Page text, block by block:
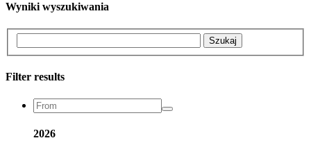
Wyniki wyszukiwania
Szukaj
Filter results
2026